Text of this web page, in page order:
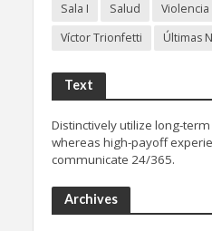
Sala I
Salud
Víctor Trionfetti
Últimas
Text
Distinctively utilize long-
whereas high-payoff
communicate 24/365.
Archives